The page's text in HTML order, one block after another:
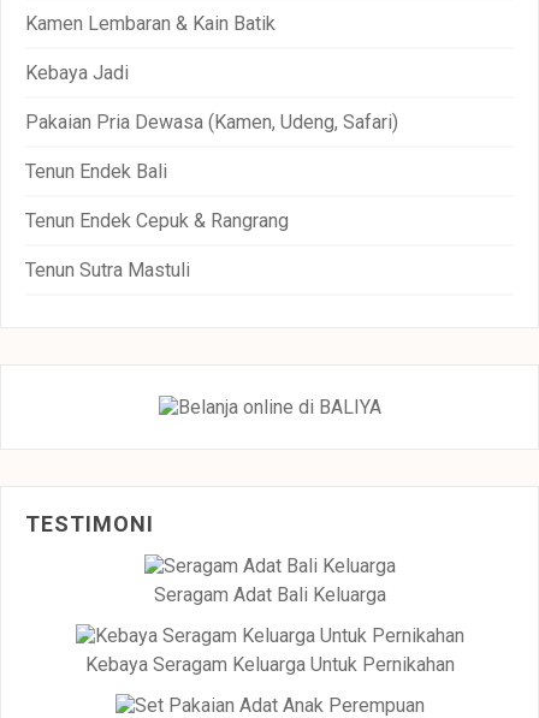
Kamen Lembaran & Kain Batik
Kebaya Jadi
Pakaian Pria Dewasa (Kamen, Udeng, Safari)
Tenun Endek Bali
Tenun Endek Cepuk & Rangrang
Tenun Sutra Mastuli
TESTIMONI
Seragam Adat Bali Keluarga
Kebaya Seragam Keluarga Untuk Pernikahan